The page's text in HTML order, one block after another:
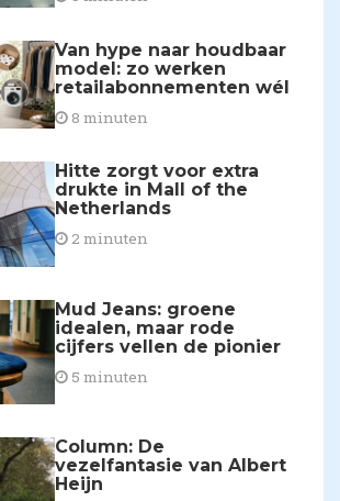
Van hype naar houdbaar
model: zo werken
retailabonnementen wél
8 minuten
Hitte zorgt voor extra
drukte in Mall of the
Netherlands
2 minuten
Mud Jeans: groene
idealen, maar rode
cijfers vellen de pionier
5 minuten
Column: De
vezelfantasie van Albert
Heijn